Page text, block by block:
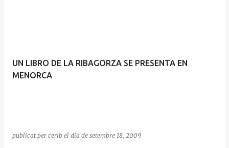
UN LIBRO DE LA RIBAGORZA SE PRESENTA EN
MENORCA
publicat per cerib el dia de setembre 18, 2009